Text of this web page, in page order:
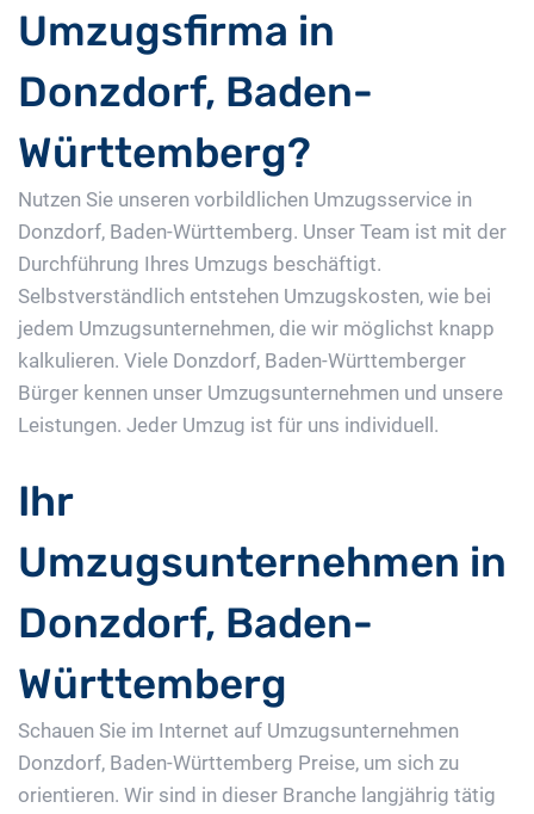
Umzugsfirma in
Donzdorf, Baden-
Württemberg?
Nutzen Sie unseren vorbildlichen Umzugsservice in
Donzdorf, Baden-Württemberg. Unser Team ist mit der
Durchführung Ihres Umzugs beschäftigt.
Selbstverständlich entstehen Umzugskosten, wie bei
jedem Umzugsunternehmen, die wir möglichst knapp
kalkulieren. Viele Donzdorf, Baden-Württemberger
Bürger kennen unser Umzugsunternehmen und unsere
Leistungen. Jeder Umzug ist für uns individuell.
Ihr
Umzugsunternehmen in
Donzdorf, Baden-
Württemberg
Schauen Sie im Internet auf Umzugsunternehmen
Donzdorf, Baden-Württemberg Preise, um sich zu
orientieren. Wir sind in dieser Branche langjährig tätig